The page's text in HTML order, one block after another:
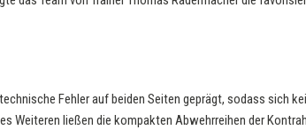
Fehler auf beiden Seiten geprägt, sodass sich
Weiteren ließen die kompakten Abwehrreihen der